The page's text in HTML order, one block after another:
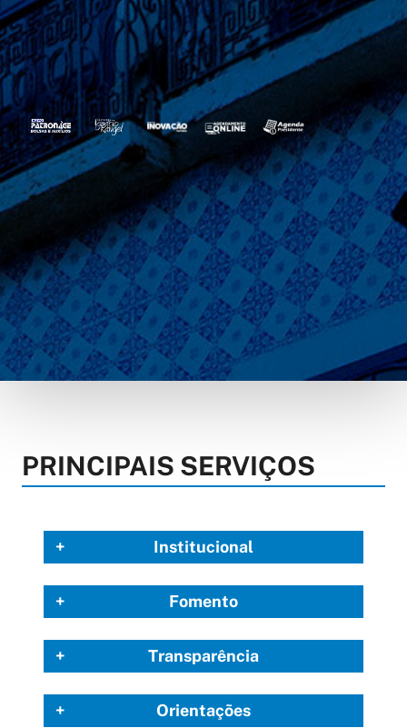
PRINCIPAIS SERVIÇOS
Institucional
Fomento
Transparência
Orientações